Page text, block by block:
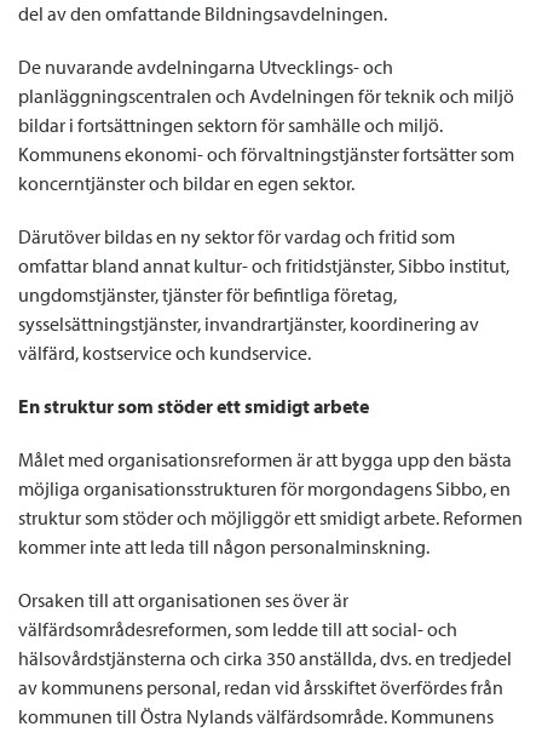
del av den omfattande Bildningsavdelningen.
De nuvarande avdelningarna Utvecklings- och
planläggningscentralen och Avdelningen för teknik och miljö
bildar i fortsättningen sektorn för samhälle och miljö.
Kommunens ekonomi- och förvaltningstjänster fortsätter som
koncerntjänster och bildar en egen sektor.
Därutöver bildas en ny sektor för vardag och fritid som
omfattar bland annat kultur- och fritidstjänster, Sibbo institut,
ungdomstjänster, tjänster för befintliga företag,
sysselsättningstjänster, invandrartjänster, koordinering av
välfärd, kostservice och kundservice.
En struktur som stöder ett smidigt arbete
Målet med organisationsreformen är att bygga upp den bästa
möjliga organisationsstrukturen för morgondagens Sibbo, en
struktur som stöder och möjliggör ett smidigt arbete. Reformen
kommer inte att leda till någon personalminskning.
Orsaken till att organisationen ses över är
välfärdsområdesreformen, som ledde till att social- och
hälsovårdstjänsterna och cirka 350 anställda, dvs. en tredjedel
av kommunens personal, redan vid årsskiftet överfördes från
kommunen till Östra Nylands välfärdsområde. Kommunens